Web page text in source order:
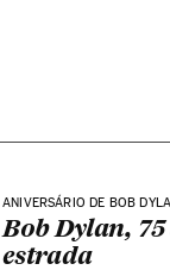
ANIVERSÁRIO DE BOB
Bob Dylan,
estrada